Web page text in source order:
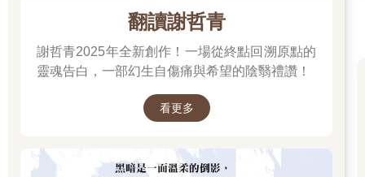
9hours於東京、橫濱、大阪到福岡等大城市裡都有據點，並找來
幾位當紅的建築師如平田晃久、芦澤啓治等擔任室內或建築的設
計。二○一八年，平田晃久設計的9Hours淺草店，以淺草寺為中
心，將周邊具有歷史的仲見世商店街景帶進建築，交錯的樓梯像
是攀附在建築物上，替淺草的街道景觀注入了一道新的風景，特
別的建築手法令人印象深刻；可惜淺草店不敵二○二○年爆發的新
冠疫情，二○二一年宣布休業。二○一九年開幕的水道橋店，位於
周邊加班或出差的上班族們，一個喘息的空間。
二○二三年的疫情時代尾聲，抓住最後還能遠端工作的機會，我尋
翻讀謝哲青
謝哲青2025年全新創作！一場從終點回溯原點的
靈魂告白，一部幻生自傷痛與希望的陰翳禮讚！
看更多